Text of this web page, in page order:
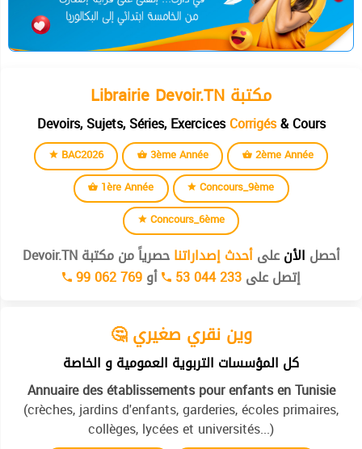
Librairie Devoir.TN مكتبة
Devoirs, Sujets, Séries, ExercicesCorrigés& Cours
BAC2026 3ème Année
2ème Année
1ère Année
Concours_9ème
Concours_6ème
أحصل الأنعلىأحدث إصداراتناحصرياً من مكتبة Devoir.TN
إتصل على53 044 233 أو99 062 769
🤔 وين نقري صغيري
كل المؤسسات التربوية العمومية و الخاصة
Annuaire des établissements pour enfants en Tunisie
(crèches, jardins d'enfants, garderies, écoles primaires,
collèges, lycées et universités...)